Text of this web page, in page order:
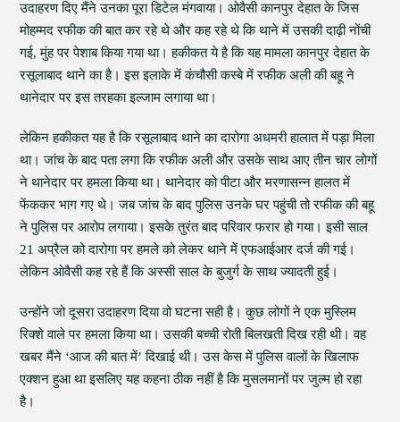
उदाहरण दिए मैंने उनका पूरा डिटेल मंगवाया। ओवैसी कानपुर देहात के जिस
मोहम्मद रफीक की बात कर रहे थे और कह रहे थे कि थाने में उसकी दाढ़ी नोंची
गई, मुंह पर पेशाब किया गया था। हकीकत ये है कि यह मामला कानपुर देहात के
रसूलाबाद थाने का है। इस इलाके में कंचौसी कस्बे में रफीक अली की बहू ने
थानेदार पर इस तरहका इल्जाम लगाया था।
लेकिन हकीकत यह है कि रसूलाबाद थाने का दारोगा अधमरी हालात में पड़ा मिला
था। जांच के बाद पता लगा कि रफीक अली और उसके साथ आए तीन चार लोगों
ने थानेदार पर हमला किया था। थानेदार को पीटा और मरणासन्न हालत में
फेंककर भाग गए थे। जब जांच के बाद पुलिस उनके घर पहुंची तो रफीक की बहू
ने पुलिस पर आरोप लगाया। इसके तुरंत बाद परिवार फरार हो गया। इसी साल
21 अप्रैल को दारोगा पर हमले को लेकर थाने में एफआईआर दर्ज की गई।
लेकिन ओवैसी कह रहे हैं कि अस्सी साल के बुजुर्ग के साथ ज्यादती हुई।
उन्होंने जो दूसरा उदाहरण दिया वो घटना सही है। कुछ लोगों ने एक मुस्लिम
रिक्शे वाले पर हमला किया था। उसकी बच्ची रोती बिलखती दिख रही थी। वह
खबर मैंने ‘आज की बात में’ दिखाई थी। उस केस में पुलिस वालों के खिलाफ
एक्शन हुआ था इसलिए यह कहना ठीक नहीं है कि मुसलमानों पर जुल्म हो रहा
है।